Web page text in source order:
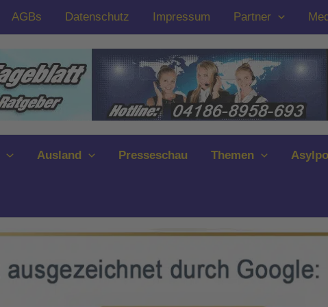
AGBs Datenschutz Impressum Partner
Ausland Presseschau Themen